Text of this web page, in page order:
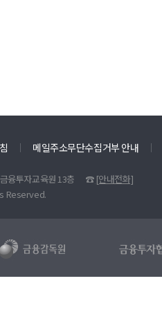
메일주소무단수집거부 안내
융투자교육원 13층 ☎ [안내전화]
Reserved.